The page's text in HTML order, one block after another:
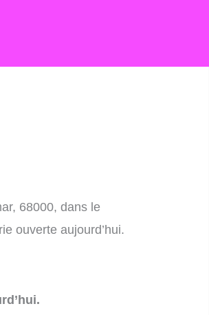
68000, dans le
ouverte aujourd’hui.